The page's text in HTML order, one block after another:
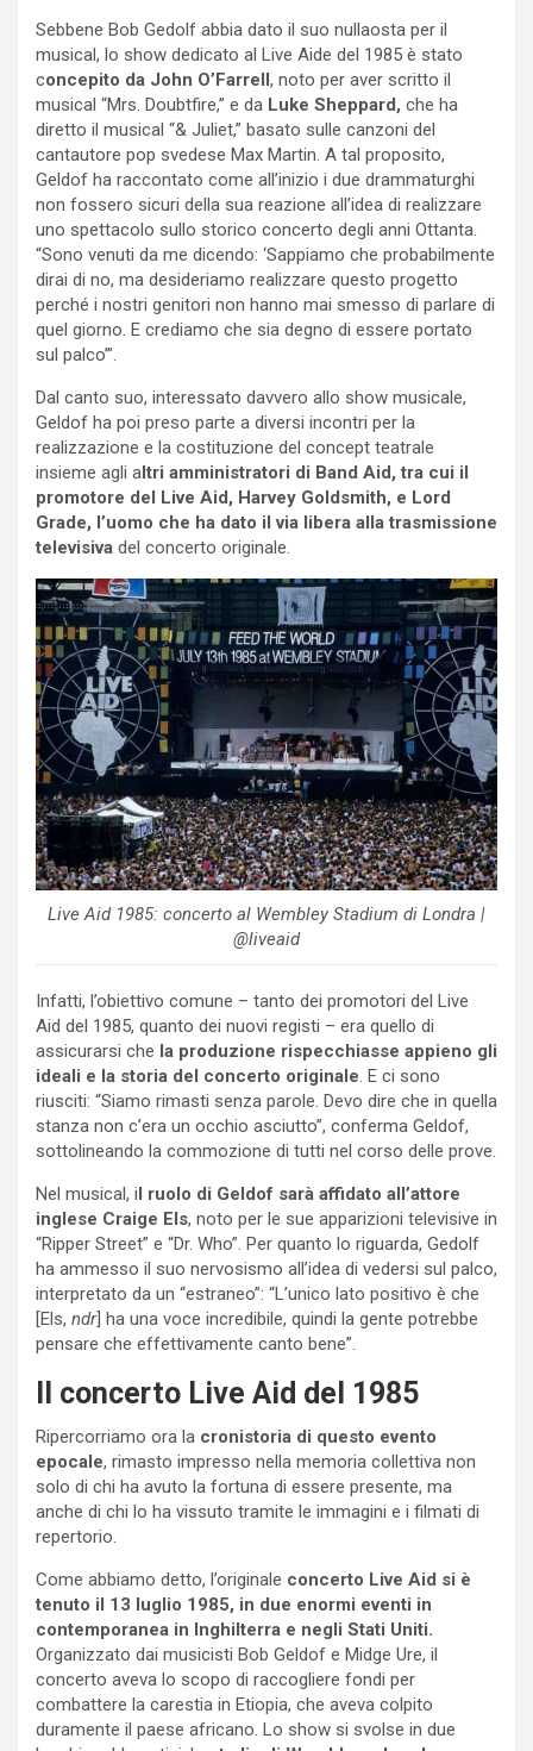
Sebbene Bob Gedolf abbia dato il suo nullaosta per il
musical, lo show dedicato al Live Aide del 1985 è stato
concepito da John O’Farrell , noto per aver scritto il
musical “Mrs. Doubtfire,” e da Luke Sheppard, che ha
diretto il musical “& Juliet,” basato sulle canzoni del
cantautore pop svedese Max Martin. A tal proposito,
Geldof ha raccontato come all’inizio i due drammaturghi
non fossero sicuri della sua reazione all’idea di realizzare
uno spettacolo sullo storico concerto degli anni Ottanta.
“Sono venuti da me dicendo: ‘Sappiamo che probabilmente
dirai di no, ma desideriamo realizzare questo progetto
perché i nostri genitori non hanno mai smesso di parlare di
quel giorno. E crediamo che sia degno di essere portato
sul palco’”.
Dal canto suo, interessato davvero allo show musicale,
Geldof ha poi preso parte a diversi incontri per la
realizzazione e la costituzione del concept teatrale
insieme agli a ltri amministratori di Band Aid, tra cui il
promotore del Live Aid, Harvey Goldsmith, e Lord
Grade, l’uomo che ha dato il via libera alla trasmissione
televisiva del concerto originale.
Live Aid 1985: concerto al Wembley Stadium di Londra |
@liveaid
Infatti, l’obiettivo comune – tanto dei promotori del Live
Aid del 1985, quanto dei nuovi registi – era quello di
assicurarsi che la produzione rispecchiasse appieno gli
ideali e la storia del concerto originale. E ci sono
riusciti: “Siamo rimasti senza parole. Devo dire che in quella
stanza non c’era un occhio asciutto”, conferma Geldof,
sottolineando la commozione di tutti nel corso delle prove.
Nel musical, i l ruolo di Geldof sarà affidato all’attore
inglese Craige Els, noto per le sue apparizioni televisive in
“Ripper Street” e “Dr. Who”. Per quanto lo riguarda, Gedolf
ha ammesso il suo nervosismo all’idea di vedersi sul palco,
interpretato da un “estraneo”: “L’unico lato positivo è che
[Els, ndr] ha una voce incredibile, quindi la gente potrebbe
pensare che effettivamente canto bene”.
Il concerto Live Aid del 1985
Ripercorriamo ora la cronistoria di questo evento
epocale, rimasto impresso nella memoria collettiva non
solo di chi ha avuto la fortuna di essere presente, ma
anche di chi lo ha vissuto tramite le immagini e i filmati di
repertorio.
Come abbiamo detto, l’originale concerto Live Aid si è
tenuto il 13 luglio 1985, in due enormi eventi in
contemporanea in Inghilterra e negli Stati Uniti.
Organizzato dai musicisti Bob Geldof e Midge Ure, il
concerto aveva lo scopo di raccogliere fondi per
combattere la carestia in Etiopia, che aveva colpito
duramente il paese africano. Lo show si svolse in due